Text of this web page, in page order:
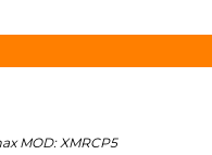
MOD: XMRCP5